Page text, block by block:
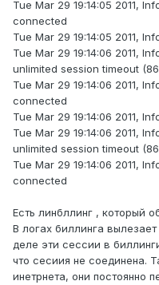
Tue Mar 29 19:14:05 2011,
connected
Tue Mar 29 19:14:05 2011,
Tue Mar 29 19:14:06 2011,
unlimited session timeout
Tue Mar 29 19:14:06 2011,
connected
Tue Mar 29 19:14:06 2011,
Tue Mar 29 19:14:06 2011,
unlimited session timeout
Tue Mar 29 19:14:06 2011,
connected
Есть линбллинг , который
В логах биллинга
деле эти сессии в
что сесиия не соединена.
инетрнета, они постоянно